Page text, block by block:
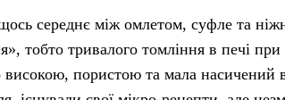
середнє між омлетом, суфле та
тобто тривалого томління в печі при
високою, пористою та мала насичений